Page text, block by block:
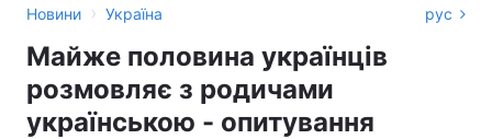
Новини › Україна рус
Майже половина українців
розмовляє з родичами
українською - опитування